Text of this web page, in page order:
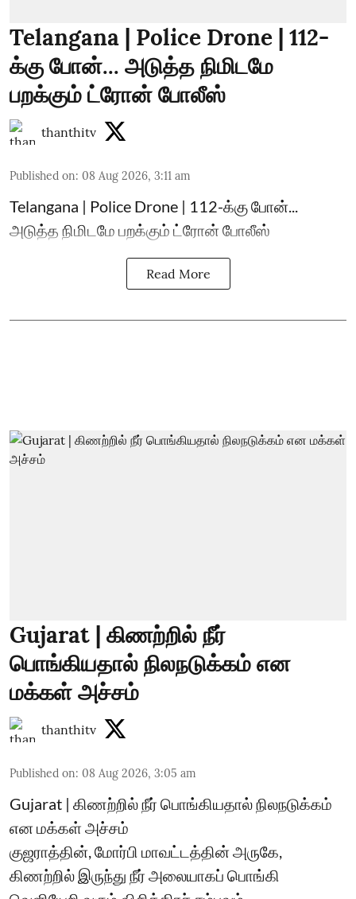
Telangana | Police Drone | 112-
க்கு போன்... அடுத்த நிமிடமே
பறக்கும் ட்ரோன் போலீஸ்
thanthitv
Published on: 08 Aug 2026, 3:11 am
Telangana | Police Drone | 112-க்கு போன்...
அடுத்த நிமிடமே பறக்கும் ட்ரோன் போலீஸ்
Read More
Gujarat | கிணற்றில் நீர்
பொங்கியதால் நிலநடுக்கம் என
மக்கள் அச்சம்
thanthitv
Published on: 08 Aug 2026, 3:05 am
Gujarat | கிணற்றில் நீர் பொங்கியதால் நிலநடுக்கம்
என மக்கள் அச்சம்
குஜராத்தின், மோர்பி மாவட்டத்தின் அருகே,
கிணற்றில் இருந்து நீர் அலையாகப் பொங்கி